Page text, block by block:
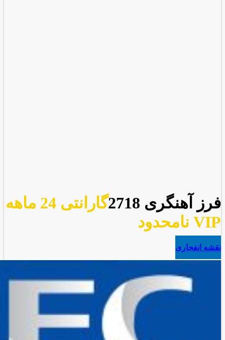
فرز آهنگری 2718
گارانتی 24 ماهه
VIP نامحدود
نقشه انفجاری